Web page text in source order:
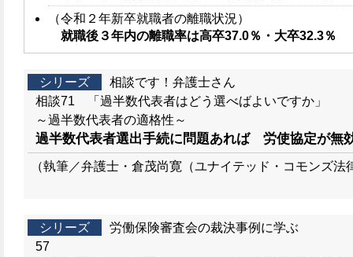
（令和２年新卒就職者の離職状況）
就職後３年内の離職率は高卒37.0％・大卒32.3％
シリーズ
相談です！弁護士さん
相談71 「過半数代表者はどう選べばよいですか」
～過半数代表者の適格性～
過半数代表者選出手続に問題あれば 労使協定が無
（執筆／弁護士・倉茂尚寛（ユナイテッド・コモンズ
シリーズ
労働保険審査会の裁決事例に学ぶ
57